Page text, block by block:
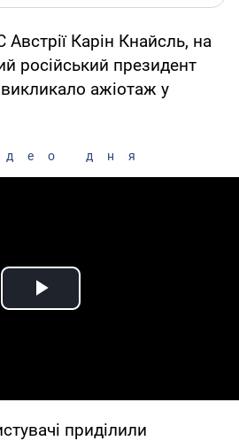
Карін Кнайсль, на
російський президент
ажіотаж у
дня
Play Video
приділили